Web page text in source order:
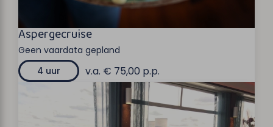
Aspergecruise
Geen vaardata gepland
4 uur
v.a. € 75,00 p.p.